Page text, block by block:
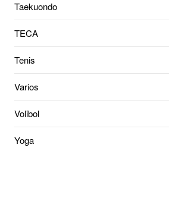
Taekuondo
TECA
Tenis
Varios
Volibol
Yoga